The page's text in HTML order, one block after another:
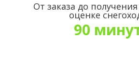
От заказа до
оценке
90